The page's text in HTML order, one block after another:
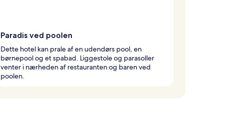
Paradis ved poolen
Dette hotel kan prale af en udendørs pool, en
børnepool og et spabad. Liggestole og parasoller
venter i nærheden af restauranten og baren ved
poolen.